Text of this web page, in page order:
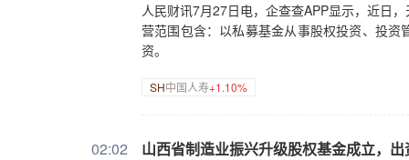
人民财讯7月27日电，企查查APP显示，近日
营范围包含：以私募基金从事股权投资、投
资。
SH中国人寿+1.10%
02:02 山西省制造业振兴升级股权基金成立，